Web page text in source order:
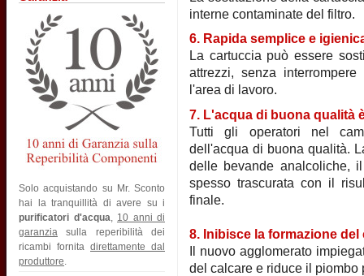
Solo acquistando su Mr. Sconto
hai la tranquillità di avere su i
purificatori d'acqua, 10 anni di
garanzia sulla reperibilità dei
ricambi fornita direttamente dal
produttore.
interne contaminate del filtro.
6. Rapida semplice e
La cartuccia può essere
attrezzi, senza
l'area di lavoro.
7. L'acqua di buona qualità
Tutti gli operatori nel
dell'acqua di buona qualità.
delle bevande analcoliche,
spesso trascurata con il
finale.
8. Inibisce la formazione del
Il nuovo agglomerato
del calcare e riduce il piombo